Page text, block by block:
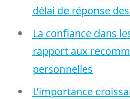
délai de réponse
La confiance dans
rapport aux
personnelles
L’importance